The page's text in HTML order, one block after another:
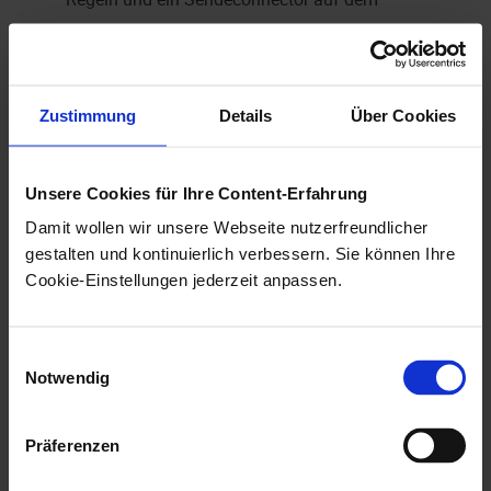
Zustimmung Details Über Cookies
Unsere Cookies für Ihre Content-Erfahrung
Damit wollen wir unsere Webseite nutzerfreundlicher
gestalten und kontinuierlich verbessern. Sie können Ihre
Cookie-Einstellungen jederzeit anpassen.
Notwendig
Präferenzen
Exchange Server konfiguriert werden.
Postfachzugriff
für die Konfiguration eine Verbindung zu Microsoft
Exchange on-premises über den Exchange Web
Services (EWS) hergestellt werden. Zu den
Konfigurationsparametern gehören die EWS-
Administration
und legen